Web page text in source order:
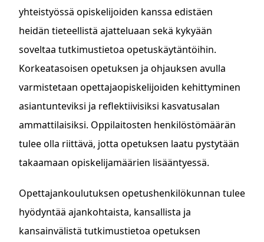
yhteistyössä opiskelijoiden kanssa edistäen
heidän tieteellistä ajatteluaan sekä kykyään
soveltaa tutkimustietoa opetuskäytäntöihin.
Korkeatasoisen opetuksen ja ohjauksen avulla
varmistetaan opettajaopiskelijoiden kehittyminen
asiantunteviksi ja reflektiivisiksi kasvatusalan
ammattilaisiksi. Oppilaitosten henkilöstömäärän
tulee olla riittävä, jotta opetuksen laatu pystytään
takaamaan opiskelijamäärien lisääntyessä.
Opettajankoulutuksen opetushenkilökunnan tulee
hyödyntää ajankohtaista, kansallista ja
kansainvälistä tutkimustietoa opetuksen